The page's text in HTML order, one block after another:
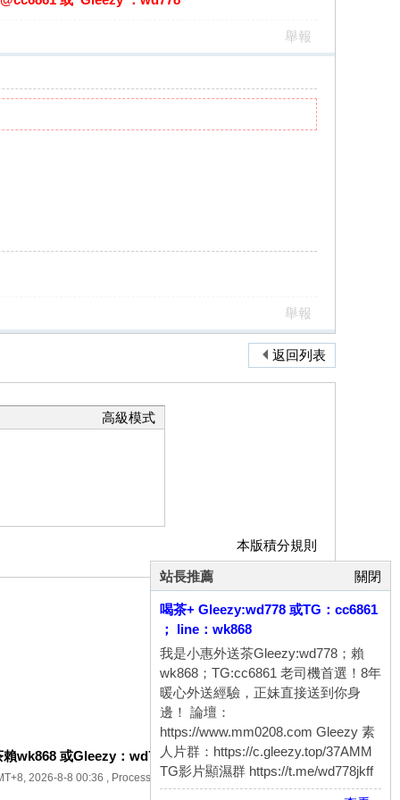
舉報
舉報
返回列表
高級模式
本版積分規則
關閉
站長推薦
喝茶+ Gleezy:wd778 或TG：cc6861
； line：wk868
我是小惠外送茶Gleezy:wd778；賴
wk868；TG:cc6861 老司機首選！8年
暖心外送經驗，正妹直接送到你身
邊！ 論壇：
https://www.mm0208.com Gleezy 素
人片群：https://c.gleezy.top/37AMM
TG影片顯濕群 https://t.me/wd778jkff
wk868 或Gleezy：wd778 加TG：cc6861八年老字號 .
2026-8-8 00:36 , Processed in 0.111878 second(s), 30 queries .